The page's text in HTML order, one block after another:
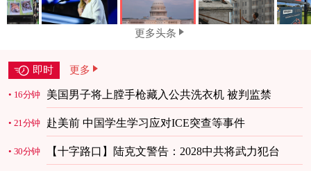
更多头条
即时 更多
16分钟 美国男子将上膛手枪藏入公共洗衣机 被判监禁
21分钟 赴美前 中国学生学习应对ICE突查等事件
30分钟 【十字路口】陆克文警告：2028中共将武力犯台